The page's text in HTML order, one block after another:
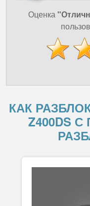
Оценка
КАК
Z400DS